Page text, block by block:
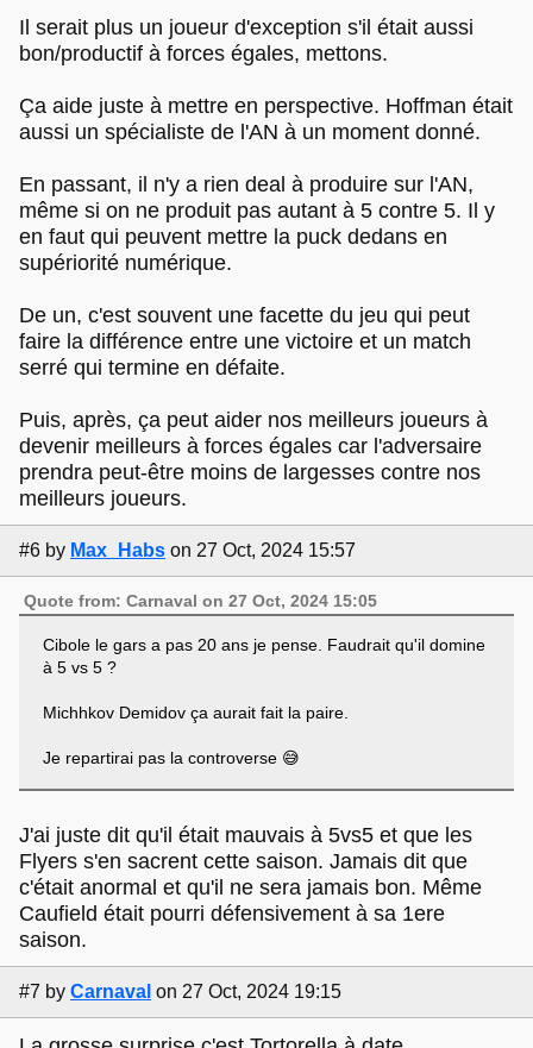
Il serait plus un joueur d'exception s'il était aussi
bon/productif à forces égales, mettons.
Ça aide juste à mettre en perspective. Hoffman était
aussi un spécialiste de l'AN à un moment donné.
En passant, il n'y a rien deal à produire sur l'AN,
même si on ne produit pas autant à 5 contre 5. Il y
en faut qui peuvent mettre la puck dedans en
supériorité numérique.
De un, c'est souvent une facette du jeu qui peut
faire la différence entre une victoire et un match
serré qui termine en défaite.
Puis, après, ça peut aider nos meilleurs joueurs à
devenir meilleurs à forces égales car l'adversaire
prendra peut-être moins de largesses contre nos
meilleurs joueurs.
#6 by Max_Habs on 27 Oct, 2024 15:57
Quote from: Carnaval on 27 Oct, 2024 15:05
Cibole le gars a pas 20 ans je pense. Faudrait qu'il domine
à 5 vs 5 ?
Michhkov Demidov ça aurait fait la paire.
Je repartirai pas la controverse 😅
J'ai juste dit qu'il était mauvais à 5vs5 et que les
Flyers s'en sacrent cette saison. Jamais dit que
c'était anormal et qu'il ne sera jamais bon. Même
Caufield était pourri défensivement à sa 1ere
saison.
#7 by Carnaval on 27 Oct, 2024 19:15